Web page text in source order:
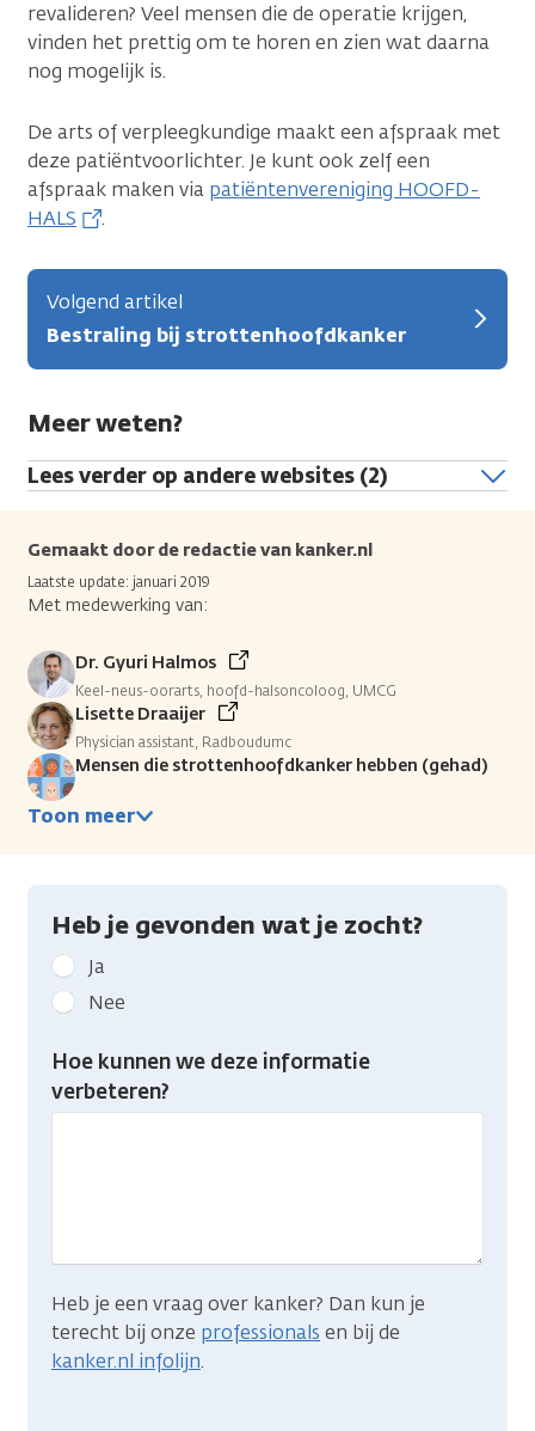
revalideren? Veel mensen die de operatie krijgen,
vinden het prettig om te horen en zien wat daarna
nog mogelijk is.
De arts of verpleegkundige maakt een afspraak met
deze patiëntvoorlichter. Je kunt ook zelf een
afspraak maken via patiëntenvereniging HOOFD-
HALS
.
Volgend artikel
Bestraling bij strottenhoofdkanker
Meer weten?
Lees verder op andere websites (2)
Gemaakt door de redactie van kanker.nl
Laatste update: januari 2019
Met medewerking van:
Dr. Gyuri Halmos
Keel-neus-oorarts, hoofd-halsoncoloog, UMCG
Lisette Draaijer
Physician assistant, Radboudumc
Mensen die strottenhoofdkanker hebben (gehad)
Toon meer
Heb je gevonden wat je zocht?
Geef
kanker.nl
feedback:
Heb
gevonden
Ja
Nee
Hoe kunnen we deze informatie
verbeteren?
Heb je een vraag over kanker? Dan kun je
terecht bij onze professionals en bij de
kanker.nl infolijn.